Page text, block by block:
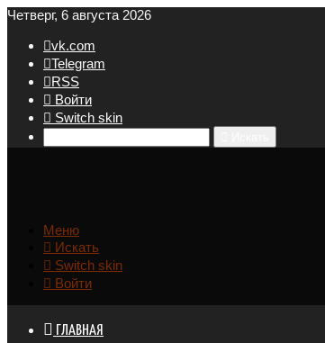
Четверг, 6 августа 2026
vk.com
Telegram
RSS
Войти
Switch skin
Меню
Искать
Switch skin
Войти
ГЛАВНАЯ